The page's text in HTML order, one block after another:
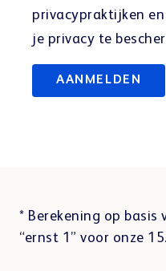
privacypraktijken
je privacy te
* Berekening op basis
“ernst 1” voor onze